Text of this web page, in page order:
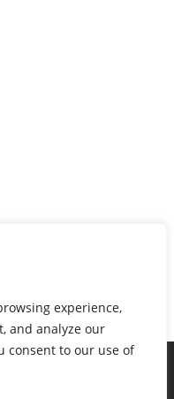
experience,
and analyze our
consent to our use of